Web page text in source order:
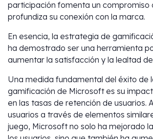
participación fomenta un compromiso
profundiza su conexión con la marca.
En esencia, la estrategia de
ha demostrado ser una herramienta
aumentar la satisfacción y la lealtad de
Una medida fundamental del éxito de
gamificación de Microsoft es su
en las tasas de retención de usuarios.
usuarios a través de elementos
juego, Microsoft no solo ha mejorado